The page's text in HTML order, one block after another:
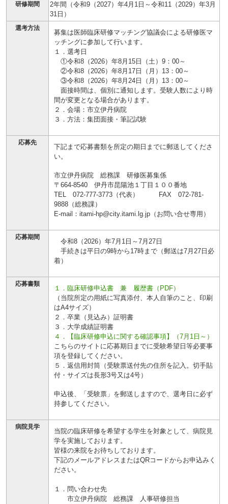
研修期間
2年間（令和9（2027）年4月1日～令和11（2029）年3月
31日）
選考方法
募集は医師臨床研修マッチング協議会による研修医マ
ッチングに参加して行います。
１．選考日
①令和8（2026）年8月15日（土）9：00～
②令和8（2026）年8月17日（月）13：00～
③令和8（2026）年8月24日（月）13：00～
面接時間は、個別に通知します。受験人数により時
間が変更となる場合があります。
２．会場：市立伊丹病院
３．方法：集団面接・筆記試験
応募先
下記まで応募書類を所定の期日までに郵送してくださ
い。
市立伊丹病院 総務課 研修医募集係
〒664-8540 伊丹市昆陽池１丁目１００番地
TEL 072-777-3773（代表） FAX 072-781-
9888（総務課）
E-mail：itami-hp@city.itami.lg.jp（お問い合せ専用）
応募期間
令和8（2026）年7月1日～7月27日
手続きは平日の9時から17時まで（郵送は7月27日必
着）
応募書類
１．臨床研修申込書 兼 履歴書（PDF）
（当院所定の用紙に写真添付、本人自筆のこと、印刷
はA4サイズ）
２．卒業（見込み）証明書
３．大学成績証明書
４．【臨床研修申込に関する確認事項】（7月1日～）
こちらのサイトに応募期日までに受験希望日等必要事
項を登録してください。
５．返信用封筒（受験票送付先の住所を記入。切手貼
付・サイズは長形3号又は4号）
申込後、「受験票」を郵送しますので、選考日に必ず
持参してください。
病院見学
当院の臨床研修を希望する学生を対象として、病院見
学を実施しております。
皆様の来院をお待ちしております。
下記のメールアドレスまたはQRコードからお申込みく
ださい。
１．問い合わせ先
市立伊丹病院 総務課 人事研修担当